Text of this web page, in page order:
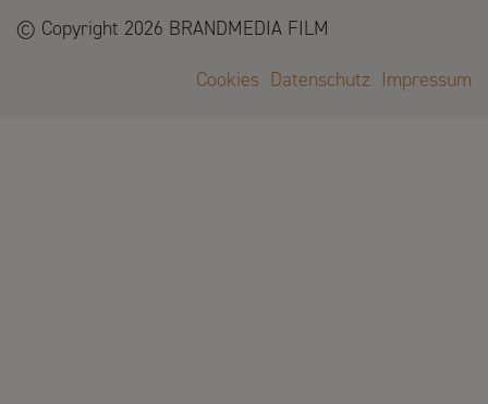
© Copyright 2026 BRANDMEDIA FILM
Impressum
Datenschutz
Cookies